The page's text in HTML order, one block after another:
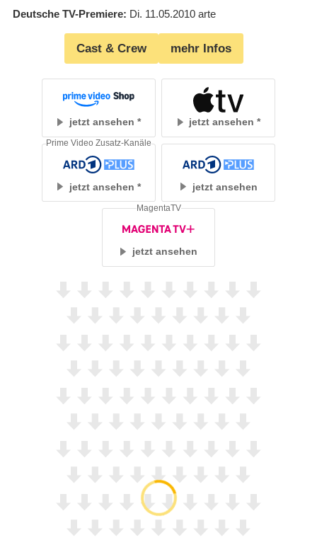
Deutsche TV-Premiere Di. 11.05.2010 arte
Cast & Crew mehr Infos
jetzt ansehen jetzt ansehen
jetzt ansehen
Prime Video Zusatz-Kanäle
jetzt ansehen
jetzt ansehen
MagentaTV